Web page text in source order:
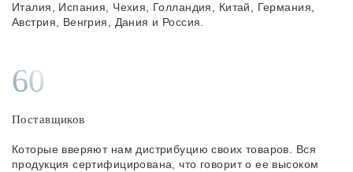
База знаний
Италия, Испания, Чехия, Голландия, Китай, Германия,
Австрия, Венгрия, Дания и Россия.
60
Поставщиков
Которые вверяют нам дистрибуцию своих товаров. Вся
продукция сертифицирована, что говорит о ее высоком